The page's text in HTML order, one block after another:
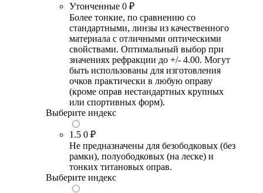
Утонченные 0 ₽
Более тонкие, по сравнению со
стандартными, линзы из качественного
материала с отличными оптическими
свойствами. Оптимальный выбор при
значениях рефракции до +/- 4.00. Могут
быть использованы для изготовления
очков практически в любую оправу
(кроме оправ нестандартных крупных
или спортивных форм).
Выберите индекс
1.5 0 ₽
Не предназначены для безободковых (без
рамки), полуободковых (на леске) и
тонких титановых оправ.
Выберите индекс